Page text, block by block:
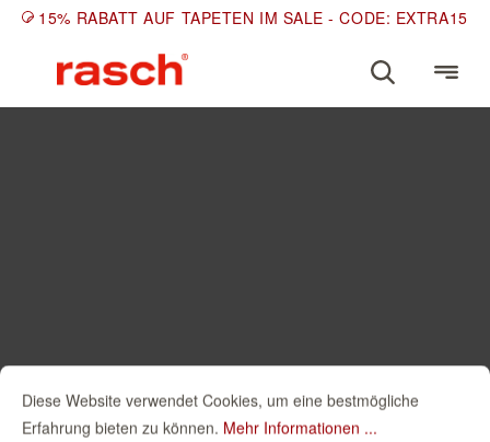
15% RABATT AUF TAPETEN IM SALE - CODE: EXTRA15
Diese Website verwendet Cookies, um eine bestmögliche
Erfahrung bieten zu können. Mehr Informationen ...